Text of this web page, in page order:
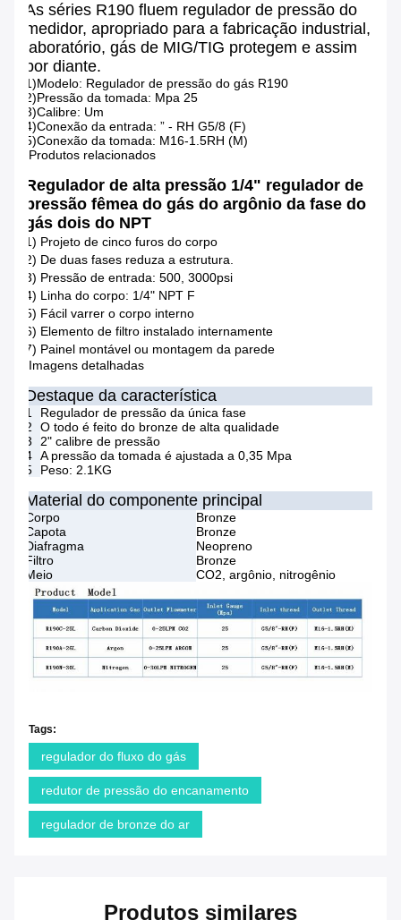
As séries R190 fluem regulador de pressão do
medidor, apropriado para a fabricação industrial,
laboratório, gás de MIG/TIG protegem e assim
por diante.
1)Modelo: Regulador de pressão do gás R190
2)Pressão da tomada: Mpa 25
3)Calibre: Um
4)Conexão da entrada: ” - RH G5/8 (F)
5)Conexão da tomada: M16-1.5RH (M)
Produtos relacionados
Regulador de alta pressão 1/4" regulador de
pressão fêmea do gás do argônio da fase do
gás dois do NPT
1) Projeto de cinco furos do corpo
2) De duas fases reduza a estrutura.
3) Pressão de entrada: 500, 3000psi
4) Linha do corpo: 1/4" NPT F
5) Fácil varrer o corpo interno
6) Elemento de filtro instalado internamente
7) Painel montável ou montagem da parede
Imagens detalhadas
Destaque da característica
1
Regulador de pressão da única fase
2
O todo é feito do bronze de alta qualidade
3
2" calibre de pressão
4 A pressão da tomada é ajustada a 0,35 Mpa
5
Peso: 2.1KG
Material do componente principal
Corpo
Bronze
Capota
Bronze
Diafragma
Neopreno
Filtro
Bronze
Meio
CO2, argônio, nitrogênio
Tags:
regulador do fluxo do gás
redutor de pressão do encanamento
regulador de bronze do ar
Produtos similares